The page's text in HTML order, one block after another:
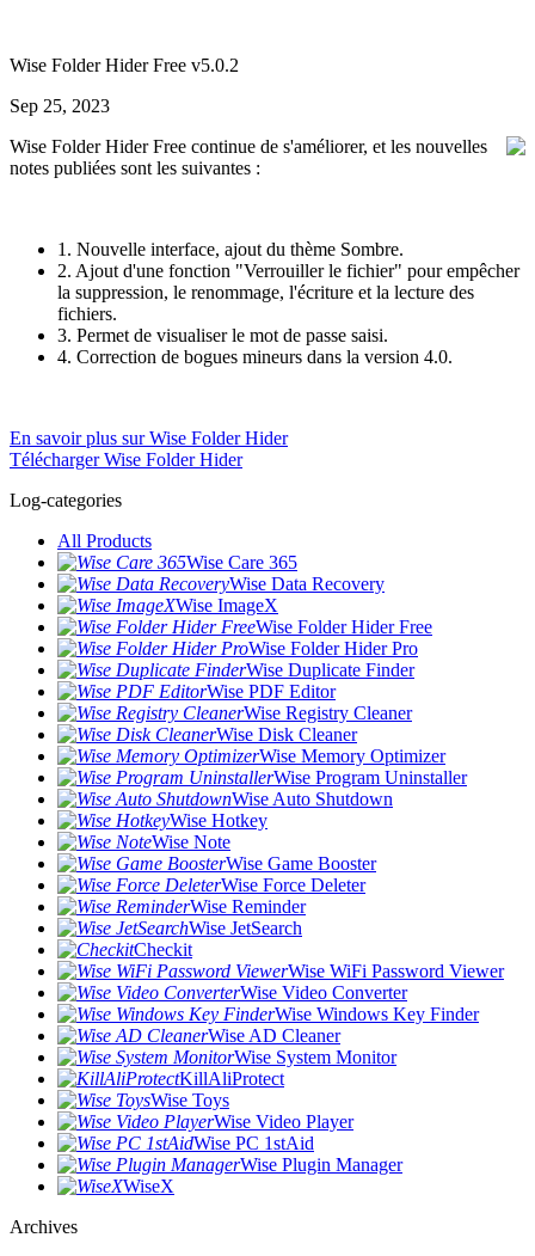
Wise Folder Hider Free v5.0.2
Sep 25, 2023
Wise Folder Hider Free continue de s'améliorer, et les nouvelles
notes publiées sont les suivantes :
1. Nouvelle interface, ajout du thème Sombre.
2. Ajout d'une fonction "Verrouiller le fichier" pour empêcher
la suppression, le renommage, l'écriture et la lecture des
fichiers.
3. Permet de visualiser le mot de passe saisi.
4. Correction de bogues mineurs dans la version 4.0.
En savoir plus sur Wise Folder Hider
Télécharger Wise Folder Hider
Log-categories
All Products
Wise Care 365
Wise Data Recovery
Wise ImageX
Wise Folder Hider Free
Wise Folder Hider Pro
Wise Duplicate Finder
Wise PDF Editor
Wise Registry Cleaner
Wise Disk Cleaner
Wise Memory Optimizer
Wise Program Uninstaller
Wise Auto Shutdown
Wise Hotkey
Wise Note
Wise Game Booster
Wise Force Deleter
Wise Reminder
Wise JetSearch
Checkit
Wise WiFi Password Viewer
Wise Video Converter
Wise Windows Key Finder
Wise AD Cleaner
Wise System Monitor
KillAliProtect
Wise Toys
Wise Video Player
Wise PC 1stAid
Wise Plugin Manager
WiseX
Archives